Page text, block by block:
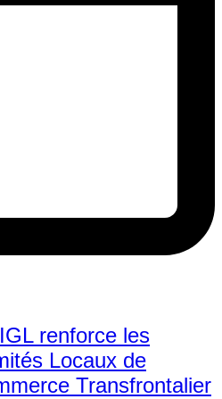
renforce les
Locaux de
Transfrontalier